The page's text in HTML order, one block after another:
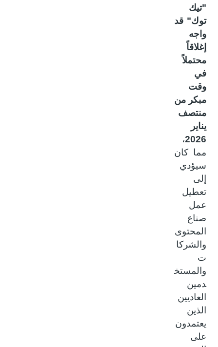
"تيك
توك" قد
واجه
إغلاقاً
محتملاً
في
وقت
مبكر من
منتصف
يناير
2026،
مما كان
سيؤدي
إلى
تعطيل
عمل
صناع
المحتوى
والشركا
والمستخ
دمين
العاديين
الذين
يعتمدون
على